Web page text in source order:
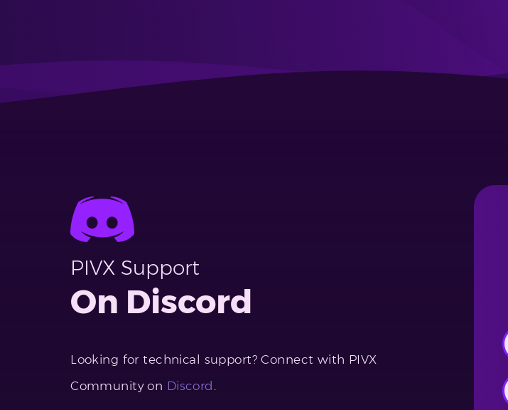
PIVX Support
On Discord
Looking for technical support? Connect with PIVX
Community on Discord .